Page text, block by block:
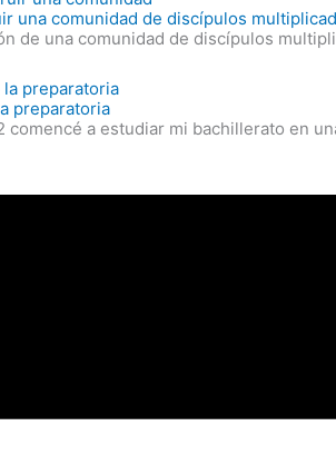
una comunidad de discípulos
de una comunidad de discípulos
preparatoria
comencé a estudiar mi bachillerato en